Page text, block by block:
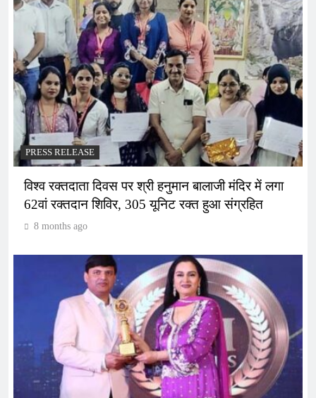
PRESS RELEASE
विश्व रक्तदाता दिवस पर श्री हनुमान बालाजी मंदिर में लगा
62वां रक्तदान शिविर, 305 यूनिट रक्त हुआ संग्रहित
8 months ago